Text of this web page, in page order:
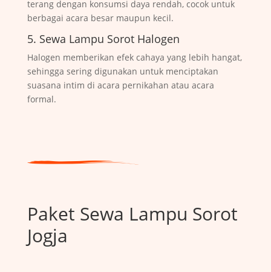
terang dengan konsumsi daya rendah, cocok untuk
berbagai acara besar maupun kecil.
5. Sewa Lampu Sorot Halogen
Halogen memberikan efek cahaya yang lebih hangat,
sehingga sering digunakan untuk menciptakan
suasana intim di acara pernikahan atau acara
formal.
Paket Sewa Lampu Sorot
Jogja